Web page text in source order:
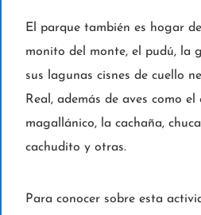
El parque también es hogar
monito del monte, el pudú, la
sus lagunas cisnes de cuello
Real, además de aves como el
magallánico, la cachaña,
cachudito y otras.
Para conocer sobre esta